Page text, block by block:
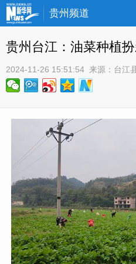
贵州频道
贵州台江：油菜种植
2024-11-26 15:51:54 来源： 台江